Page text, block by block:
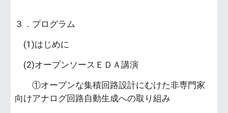
３．プログラム
(1)はじめに
(2)オープンソースＥＤＡ講演
①オープンな集積回路設計にむけた非専門家
向けアナログ回路自動生成への取り組み